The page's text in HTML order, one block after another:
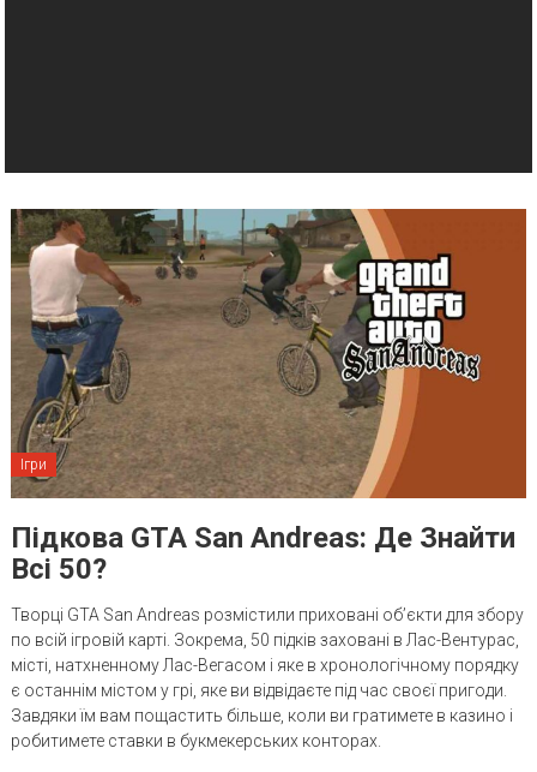
Ігри
Підкова GTA San Andreas: Де Знайти
Всі 50?
Творці GTA San Andreas розмістили приховані об’єкти для збору
по всій ігровій карті. Зокрема, 50 підків заховані в Лас-Вентурас,
місті, натхненному Лас-Вегасом і яке в хронологічному порядку
є останнім містом у грі, яке ви відвідаєте під час своєї пригоди.
Завдяки їм вам пощастить більше, коли ви гратимете в казино і
робитимете ставки в букмекерських конторах.